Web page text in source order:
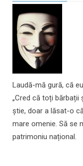
Laudă-mă gură, că
„Cred că toți bărbații
știe, doar a lăsat-o
mare omenie. Să se
patrimoniu național.